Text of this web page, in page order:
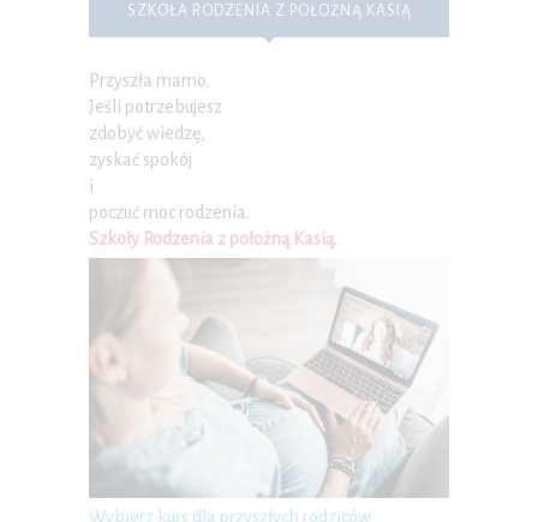
SZKOŁA RODZENIA Z POŁOŻNĄ KASIĄ
Przyszła mamo,
Jeśli potrzebujesz
zdobyć wiedzę,
zyskać spokój
i
poczuć moc rodzenia.
Szkoły Rodzenia z położną Kasią.
Wybierz kurs dla przyszłych rodziców